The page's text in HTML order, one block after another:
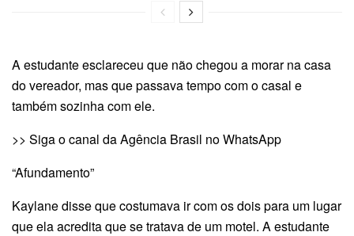
A estudante esclareceu que não chegou a morar na casa
do vereador, mas que passava tempo com o casal e
também sozinha com ele.
>> Siga o canal da Agência Brasil no WhatsApp
“Afundamento”
Kaylane disse que costumava ir com os dois para um lugar
que ela acredita que se tratava de um motel. A estudante